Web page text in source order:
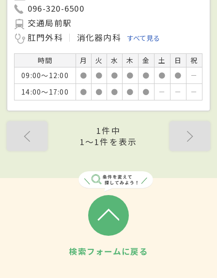
096-320-6500
交通局前駅
肛門外科
消化器内科 すべて見る
時間 月 火 水 木 金 土 日
祝
09:00～12:00
● ● ● ● ● ● ●
－
14:00～17:00
● ● ● ● ● － － －
1件中
1〜1件を表示
検索フォームに戻る